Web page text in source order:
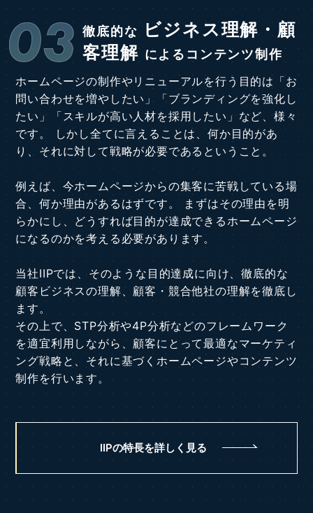
03 徹底的なビジネス理解・顧
客理解 によるコンテンツ制作
ホームページの制作やリニューアルを行う目的は「お
問い合わせを増やしたい」「ブランディングを強化し
たい」「スキルが高い人材を採用したい」など、様々
です。 しかし全てに言えることは、何か目的があ
り、それに対して戦略が必要であるということ。
例えば、今ホームページからの集客に苦戦している場
合、何か理由があるはずです。 まずはその理由を明
らかにし、どうすれば目的が達成できるホームページ
になるのかを考える必要があります。
当社IIPでは、そのような目的達成に向け、徹底的な
顧客ビジネスの理解、顧客・競合他社の理解を徹底し
ます。
その上で、STP分析や4P分析などのフレームワーク
を適宜利用しながら、顧客にとって最適なマーケティ
ング戦略と、それに基づくホームページやコンテンツ
制作を行います。
IIPの特長を詳しく見る